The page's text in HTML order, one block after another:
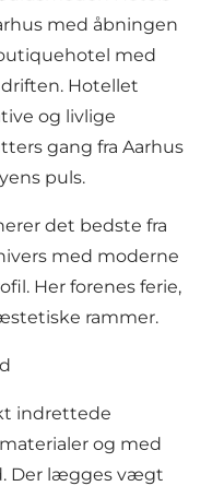
med åbningen
med
Hotellet
og livlige
gang fra Aarhus
puls.
det bedste fra
med moderne
Her forenes ferie,
rammer.
indrettede
og med
Der lægges vægt